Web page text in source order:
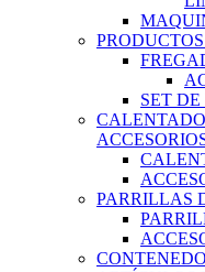
SET
PARRILLAS